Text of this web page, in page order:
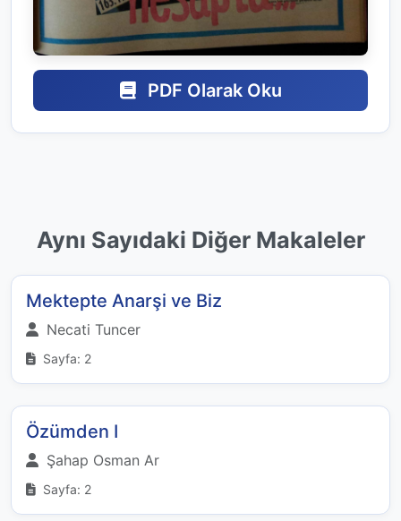
PDF Olarak Oku
Aynı Sayıdaki Diğer Makaleler
Mektepte Anarşi ve Biz
Necati Tuncer
Sayfa: 2
Özümden I
Şahap Osman Ar
Sayfa: 2